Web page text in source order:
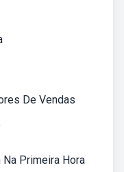
De Vendas
Primeira Hora